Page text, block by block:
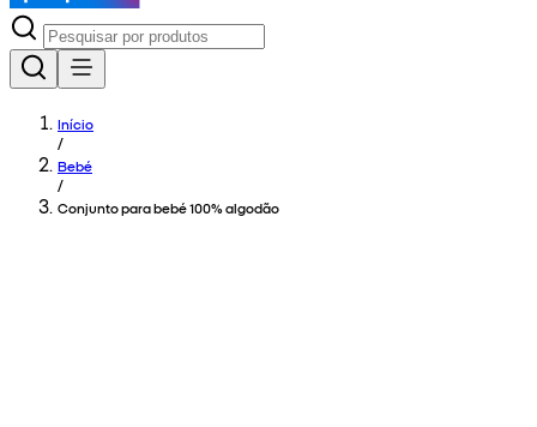
Início
/
Bebé
/
Conjunto para bebé 100% algodão